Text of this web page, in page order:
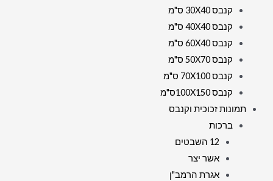
קנבס 30X40 ס"מ
קנבס 40X40 ס"מ
קנבס 60X40 ס"מ
קנבס 50X70 ס"מ
קנבס 70X100 ס"מ
קנבס 100X150ס"מ
תמונות זכוכית וקנבס
ברכות
12 השבטים
אשר יצר
אגרת הרמב"ן